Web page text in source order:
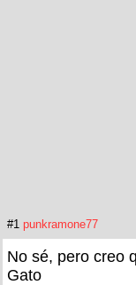
#1 punkramone77
No sé, pero creo
Gato